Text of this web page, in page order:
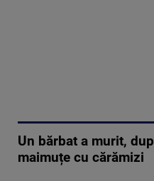
Un bărbat a murit,
maimuțe cu cărămizi